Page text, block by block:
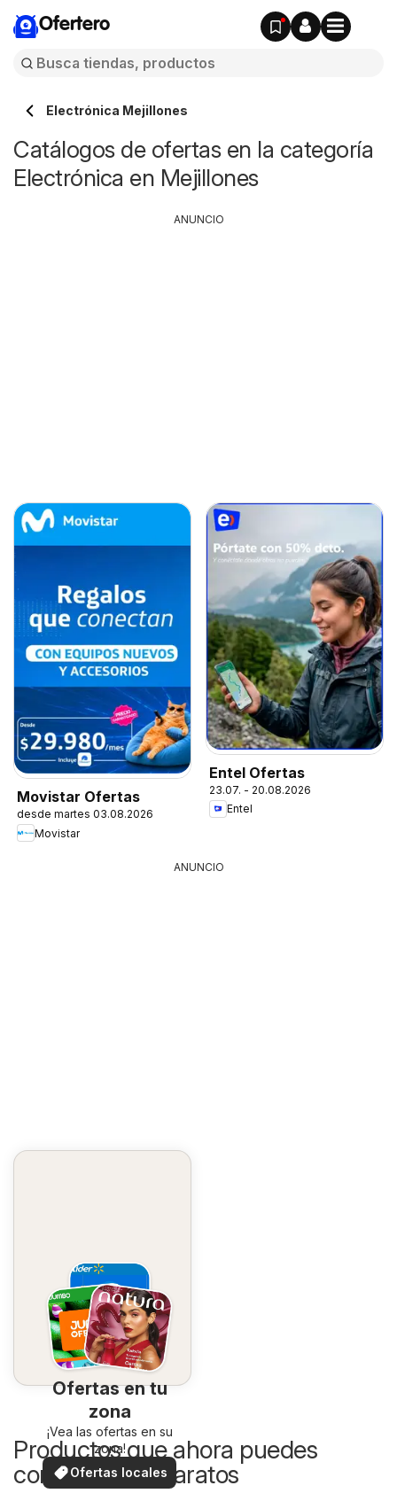
Ofertero
Electrónica Mejillones
Catálogos de ofertas en la categoría
Electrónica en Mejillones
Movistar Ofertas
desde martes 03.08.2026
Movistar
Entel Ofertas
23.07. - 20.08.2026
Entel
ANUNCIO
ANUNCIO
Ofertas en tu
zona
¡Vea las ofertas en su
zona!
Ofertas locales
Productos que ahora puedes
comprar más baratos